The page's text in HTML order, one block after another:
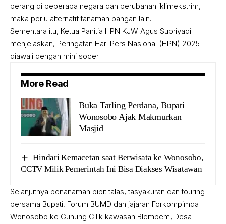
perang di beberapa negara dan perubahan iklimekstrim,
maka perlu alternatif tanaman pangan lain.
Sementara itu, Ketua Panitia HPN KJW Agus Supriyadi
menjelaskan, Peringatan Hari Pers Nasional (HPN) 2025
diawali dengan mini socer.
More Read
Buka Tarling Perdana, Bupati
Wonosobo Ajak Makmurkan
Masjid
Hindari Kemacetan saat Berwisata ke Wonosobo,
CCTV Milik Pemerintah Ini Bisa Diakses Wisatawan
Selanjutnya penanaman bibit talas, tasyakuran dan touring
bersama Bupati, Forum BUMD dan jajaran Forkompimda
Wonosobo ke Gunung Cilik kawasan Blembem, Desa